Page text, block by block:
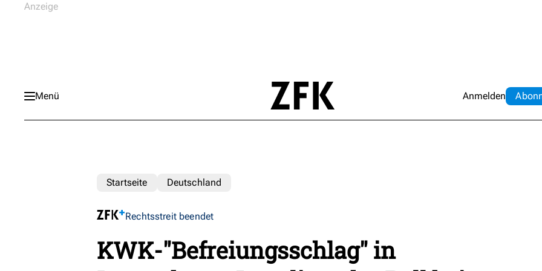
Menü Anmelden Abo
Startseite Deutschland
Rechtsstreit beendet
KWK-"Befreiungsschlag" in